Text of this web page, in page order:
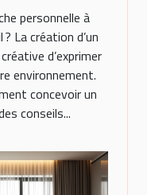
personnelle à
La création d’un
d’exprimer
environnement.
concevoir un
conseils...